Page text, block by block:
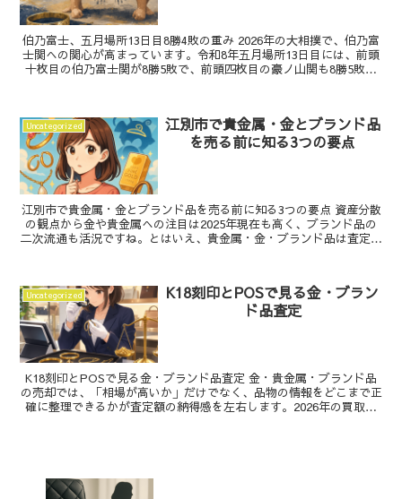
伯乃富士、五月場所13日目8勝4敗の重み 2026年の大相撲で、伯乃富
士関への関心が高まっています。令和8年五月場所13日目には、前頭
十枚目の伯乃富士関が8勝5敗で、前頭四枚目の豪ノ山関も8勝5敗と
Uncategorized
江別市で貴金属・金とブランド品
を売る前に知る3つの要点
江別市で貴金属・金とブランド品を売る前に知る3つの要点 資産分散
の観点から金や貴金属への注目は2025年現在も高く、ブランド品の
二次流通も活況ですね。とはいえ、貴金属・金・ブランド品は査定の
Uncategorized
K18刻印とPOSで見る金・ブラン
ド品査定
K18刻印とPOSで見る金・ブランド品査定 金・貴金属・ブランド品
の売却では、「相場が高いか」だけでなく、品物の情報をどこまで正
確に整理できるかが査定額の納得感を左右します。2026年の買取業